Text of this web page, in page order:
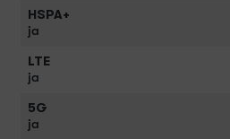
HSPA+
ja
LTE
ja
5G
ja